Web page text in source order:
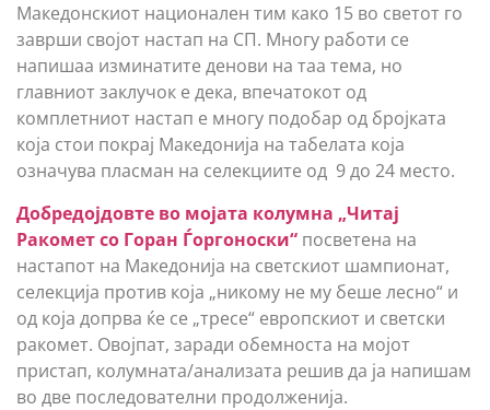
Македонскиот национален тим како 15 во светот го
заврши својот настап на СП. Многу работи се
напишаа изминатите денови на таа тема, но
главниот заклучок е дека, впечатокот од
комплетниот настап е многу подобар од бројката
која стои покрај Македонија на табелата која
означува пласман на селекциите од 9 до 24 место.
Добредојдовте во мојата колумна „Читај
Ракомет со Горан Ѓоргоноски“ посветена на
настапот на Македонија на светскиот шампионат,
селекција против која „никому не му беше лесно“ и
од која допрва ќе се „тресе“ европскиот и светски
ракомет. Овојпат, заради обемноста на мојот
пристап, колумната/анализата решив да ја напишам
во две последователни продолженија.